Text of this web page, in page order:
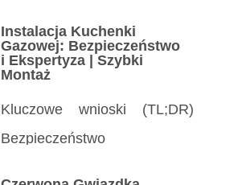
pleśni, zapachom
i uszkodzeniom uszczelki –
czyść co miesiąc. Proste
środki domowe jak ocet, soda
Instalacja Kuchenki
Gazowej: Bezpieczeństwo
i Ekspertyza | Szybki
Montaż
Kluczowe wnioski (TL;DR)
Bezpieczeństwo